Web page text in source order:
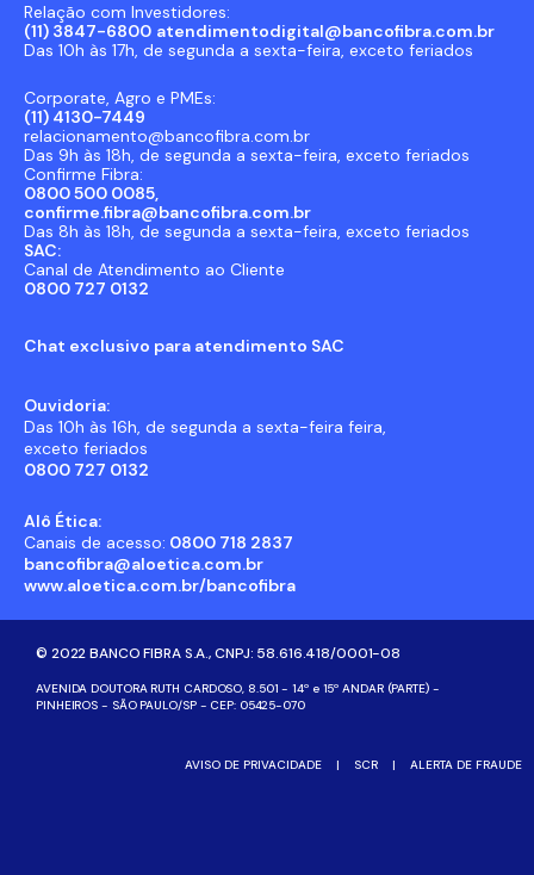
Relação com Investidores:
(11) 3847-6800 atendimentodigital@bancofibra.com.br
Das 10h às 17h, de segunda a sexta-feira, exceto feriados
Corporate, Agro e PMEs:
(11) 4130-7449
relacionamento@bancofibra.com.br
Das 9h às 18h, de segunda a sexta-feira, exceto feriados
Confirme Fibra:
0800 500 0085,
confirme.fibra@bancofibra.com.br
Das 8h às 18h, de segunda a sexta-feira, exceto feriados
SAC:
Canal de Atendimento ao Cliente
0800 727 0132
Chat exclusivo para atendimento SAC
Ouvidoria:
Das 10h às 16h, de segunda a sexta-feira feira,
exceto feriados
0800 727 0132
Alô Ética:
Canais de acesso: 0800 718 2837
bancofibra@aloetica.com.br
www.aloetica.com.br/bancofibra
© 2022 BANCO FIBRA S.A., CNPJ: 58.616.418/0001-08
AVENIDA DOUTORA RUTH CARDOSO, 8.501 - 14º e 15º ANDAR (PARTE) -
PINHEIROS - SÃO PAULO/SP - CEP: 05425-070
AVISO DE PRIVACIDADE | SCR | ALERTA DE FRAUDE